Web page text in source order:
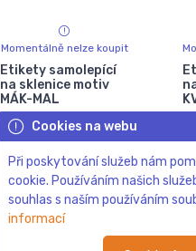
Momentálně nelze koupit
Etikety samolepící
na sklenice motiv
MÁK-MAL
1,00 KčCookies na webu
Při poskytování služeb nám
cookie. Používáním našich
souhlas s naším používáním
informací